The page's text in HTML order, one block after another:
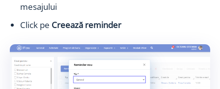
mesajului
Click pe Creează reminder